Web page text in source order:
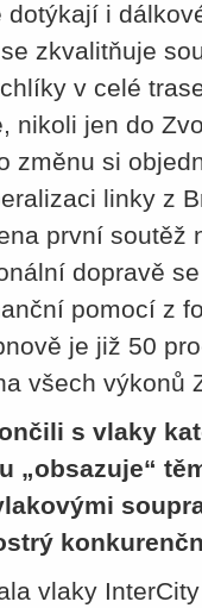
dotýkají i
zkvalitňuje
v celé
nikoli jen do
změnu si
linky z
první soutěž
dopravě
pomocí z
je již 50
všech výkonů
s vlaky
„obsazuje“
vlaky